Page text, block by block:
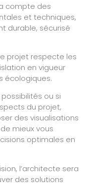
compte des
et techniques,
durable, sécurisé
projet respecte les
en vigueur
écologiques.
ou si
du projet,
des visualisations
mieux vous
optimales en
l’architecte sera
des solutions